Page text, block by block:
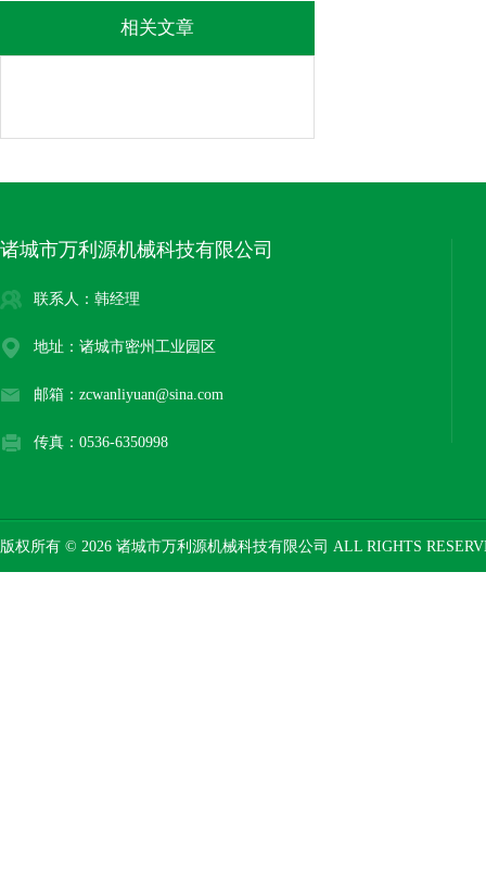
相关文章
诸城市万利源机械科技有限公司
联系人：韩经理
地址：诸城市密州工业园区
邮箱：zcwanliyuan@sina.com
传真：0536-6350998
版权所有 © 2026 诸城市万利源机械科技有限公司 ALL RIGHTS